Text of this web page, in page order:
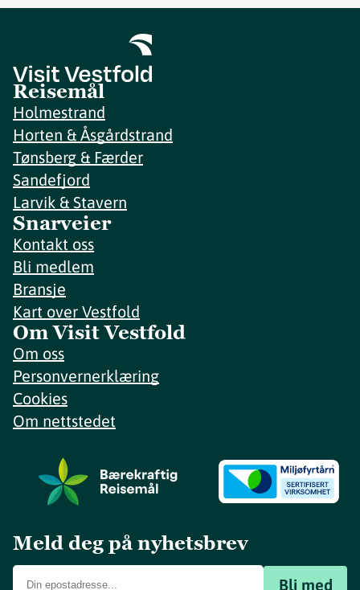
Reisemål
Holmestrand
Horten & Åsgårdstrand
Tønsberg & Færder
Sandefjord
Larvik & Stavern
Snarveier
Kontakt oss
Bli medlem
Bransje
Kart over Vestfold
Om Visit Vestfold
Om oss
Personvernerklæring
Cookies
Om nettstedet
Meld deg på nyhetsbrev
Bli med